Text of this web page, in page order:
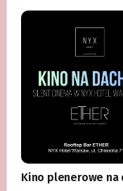
Kino plenerowe na